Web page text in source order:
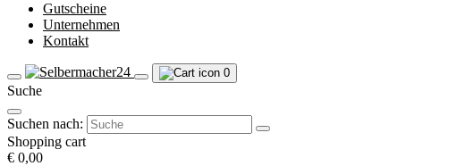
Gutscheine
Unternehmen
Kontakt
0
Suche
Suchen nach:
Shopping cart
€ 0,00